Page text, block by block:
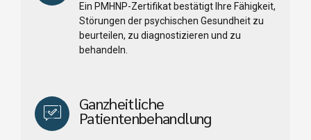
Ein PMHNP-Zertifikat bestätigt Ihre Fähigkeit,
Störungen der psychischen Gesundheit zu
beurteilen, zu diagnostizieren und zu
behandeln.
Ganzheitliche
Patientenbehandlung